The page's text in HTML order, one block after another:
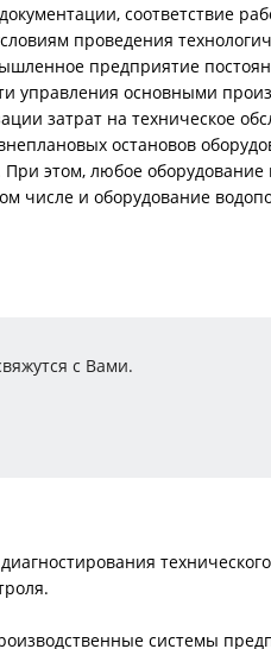
соответствие
проведения
предприятие
управления основными
затрат на техническое
остановов
При этом, любое оборудование
числе и оборудование
с Вами.
системы